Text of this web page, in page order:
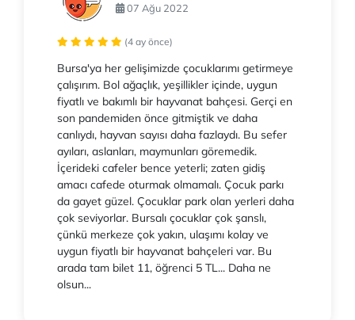
07 Ağu 2022
(4 ay önce)
Bursa'ya her gelişimizde çocuklarımı getirmeye
çalışırım. Bol ağaçlık, yeşillikler içinde, uygun
fiyatlı ve bakımlı bir hayvanat bahçesi. Gerçi en
son pandemiden önce gitmiştik ve daha
canlıydı, hayvan sayısı daha fazlaydı. Bu sefer
ayıları, aslanları, maymunları göremedik.
İçerideki cafeler bence yeterli; zaten gidiş
amacı cafede oturmak olmamalı. Çocuk parkı
da gayet güzel. Çocuklar park olan yerleri daha
çok seviyorlar. Bursalı çocuklar çok şanslı,
çünkü merkeze çok yakın, ulaşımı kolay ve
uygun fiyatlı bir hayvanat bahçeleri var. Bu
arada tam bilet 11, öğrenci 5 TL... Daha ne
olsun...